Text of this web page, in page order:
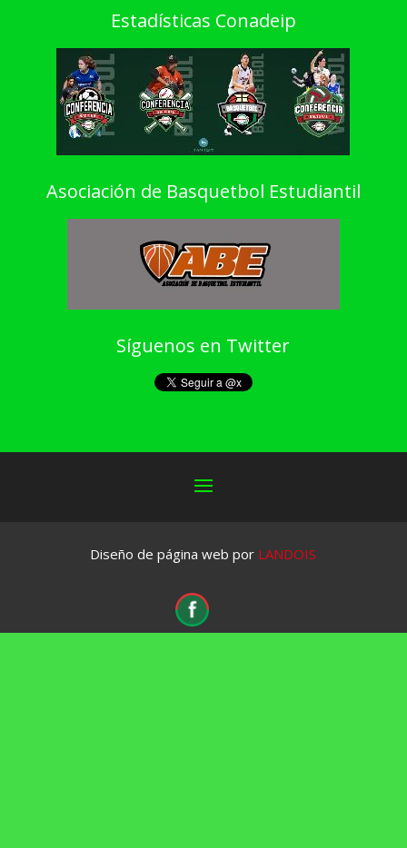
Estadísticas Conadeip
Asociación de Basquetbol Estudiantil
Síguenos en Twitter
Diseño de página web por LANDOIS